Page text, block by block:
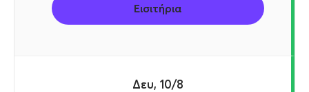
Εισιτήρια
Δευ, 10/8